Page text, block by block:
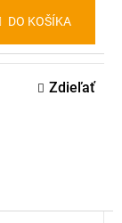
DO KOŠÍKA
Zdieľať